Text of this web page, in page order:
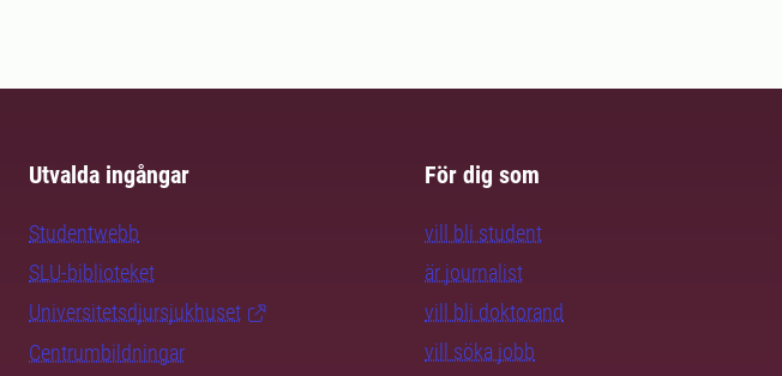
Utvalda ingångar
Studentwebb
SLU-biblioteket
Universitetsdjursjukhuset
Centrumbildningar
För dig som
vill bli student
är journalist
vill bli doktorand
vill söka jobb